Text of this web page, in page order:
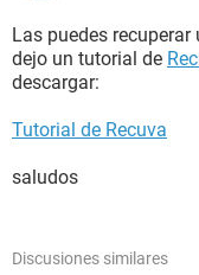
Las puedes
dejo un tutorial de
descargar:
Tutorial de Recuva
saludos
Discusiones similares